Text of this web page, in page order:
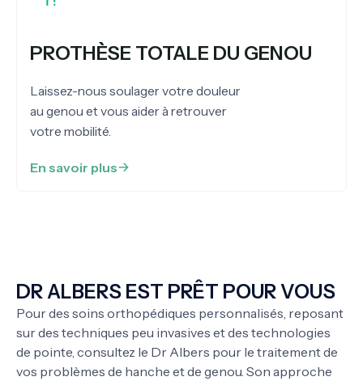
PROTHÈSE TOTALE DU GENOU
Laissez-nous soulager votre douleur
au genou et vous aider à retrouver
votre mobilité.
En savoir plus
DR ALBERS EST PRÊT POUR VOUS
Pour des soins orthopédiques personnalisés, reposant
sur des techniques peu invasives et des technologies
de pointe, consultez le Dr Albers pour le traitement de
vos problèmes de hanche et de genou. Son approche